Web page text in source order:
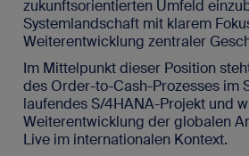
zukunftsorientierten Umfeld
Systemlandschaft mit klarem
Weiterentwicklung zentraler
Im Mittelpunkt dieser Position
des Order-to-Cash-Prozesses im
laufendes S/4HANA-Projekt und
Weiterentwicklung der globalen
Live im internationalen Kontext.